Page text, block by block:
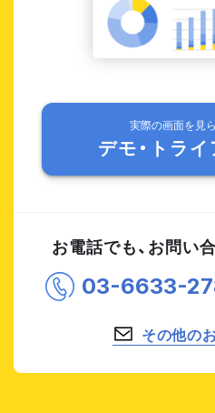
実際の画面を見
デモ・トラ
お電話でも、お問い
03-6633-
その他の